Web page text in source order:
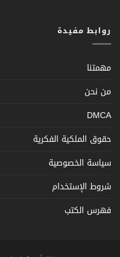
روابط مفيدة
مهمتنا
من نحن
DMCA
حقوق الملكية الفكرية
سياسة الخصوصية
شروط الإستخدام
فهرس الكتب